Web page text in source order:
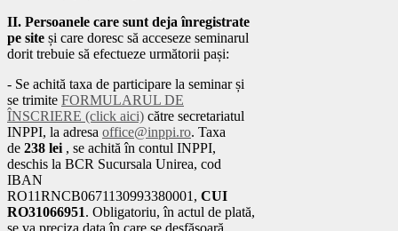
II. Persoanele care sunt deja înregistrate
pe site și care doresc să acceseze seminarul
dorit trebuie să efectueze următorii pași:
- Se achită taxa de participare la seminar și
se trimite FORMULARUL DE
ÎNSCRIERE (click aici) către secretariatul
INPPI, la adresa office@inppi.ro. Taxa
de 238 lei , se achită în contul INPPI,
deschis la BCR Sucursala Unirea, cod
IBAN
RO11RNCB0671130993380001, CUI
RO31066951. Obligatoriu, în actul de plată,
se va preciza data în care se desfășoară